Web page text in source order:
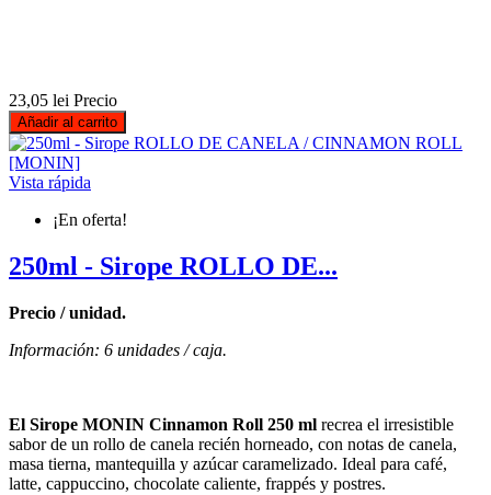
23,05 lei Precio
Añadir al carrito
Vista rápida
¡En oferta!
250ml - Sirope ROLLO DE...
Precio / unidad.
Información: 6 unidades / caja.
El Sirope MONIN Cinnamon Roll 250 ml recrea el irresistible
sabor de un rollo de canela recién horneado, con notas de canela,
masa tierna, mantequilla y azúcar caramelizado. Ideal para café,
latte, cappuccino, chocolate caliente, frappés y postres.